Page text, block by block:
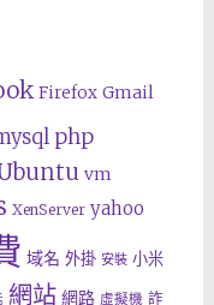
Firefox Gmail
php
vm
XenServer yahoo
域名 外掛 安裝 小米
網站 網路 虛擬機 詐